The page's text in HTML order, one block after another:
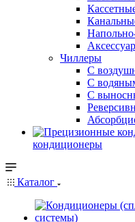
Чиллеры
С
С
С
кондиционеры
Каталог